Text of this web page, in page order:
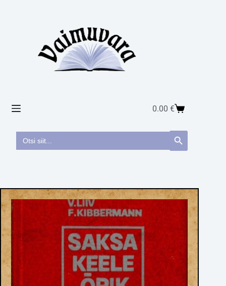
0.00€
Search
for:
Search Button